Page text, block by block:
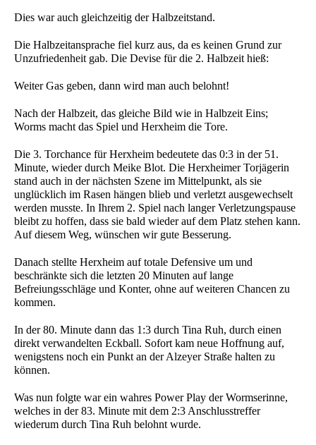
Dies war auch gleichzeitig der Halbzeitstand.
Die Halbzeitansprache fiel kurz aus, da es keinen Grund zur
Unzufriedenheit gab. Die Devise für die 2. Halbzeit hieß:
Weiter Gas geben, dann wird man auch belohnt!
Nach der Halbzeit, das gleiche Bild wie in Halbzeit Eins;
Worms macht das Spiel und Herxheim die Tore.
Die 3. Torchance für Herxheim bedeutete das 0:3 in der 51.
Minute, wieder durch Meike Blot. Die Herxheimer Torjägerin
stand auch in der nächsten Szene im Mittelpunkt, als sie
unglücklich im Rasen hängen blieb und verletzt ausgewechselt
werden musste. In Ihrem 2. Spiel nach langer Verletzungspause
bleibt zu hoffen, dass sie bald wieder auf dem Platz stehen kann.
Auf diesem Weg, wünschen wir gute Besserung.
Danach stellte Herxheim auf totale Defensive um und
beschränkte sich die letzten 20 Minuten auf lange
Befreiungsschläge und Konter, ohne auf weiteren Chancen zu
kommen.
In der 80. Minute dann das 1:3 durch Tina Ruh, durch einen
direkt verwandelten Eckball. Sofort kam neue Hoffnung auf,
wenigstens noch ein Punkt an der Alzeyer Straße halten zu
können.
Was nun folgte war ein wahres Power Play der Wormserinne,
welches in der 83. Minute mit dem 2:3 Anschlusstreffer
wiederum durch Tina Ruh belohnt wurde.